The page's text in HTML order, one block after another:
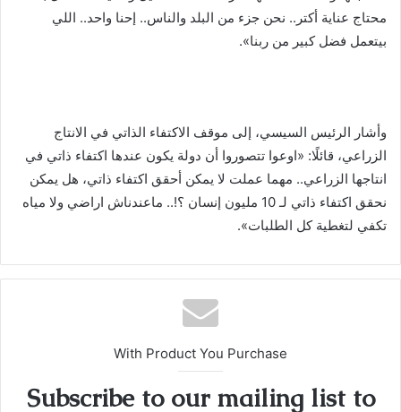
محتاج عناية أكتر.. نحن جزء من البلد والناس.. إحنا واحد.. اللي
بيتعمل فضل كبير من ربنا».
وأشار الرئيس السيسي، إلى موقف الاكتفاء الذاتي في الانتاج
الزراعي، قائلًا: «اوعوا تتصوروا أن دولة يكون عندها اكتفاء ذاتي في
انتاجها الزراعي.. مهما عملت لا يمكن أحقق اكتفاء ذاتي، هل يمكن
نحقق اكتفاء ذاتي لـ 10 مليون إنسان ؟!.. ماعندناش اراضي ولا مياه
تكفي لتغطية كل الطلبات».
With Product You Purchase
Subscribe to our mailing list to